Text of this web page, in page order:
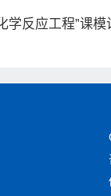
学反应工程”课